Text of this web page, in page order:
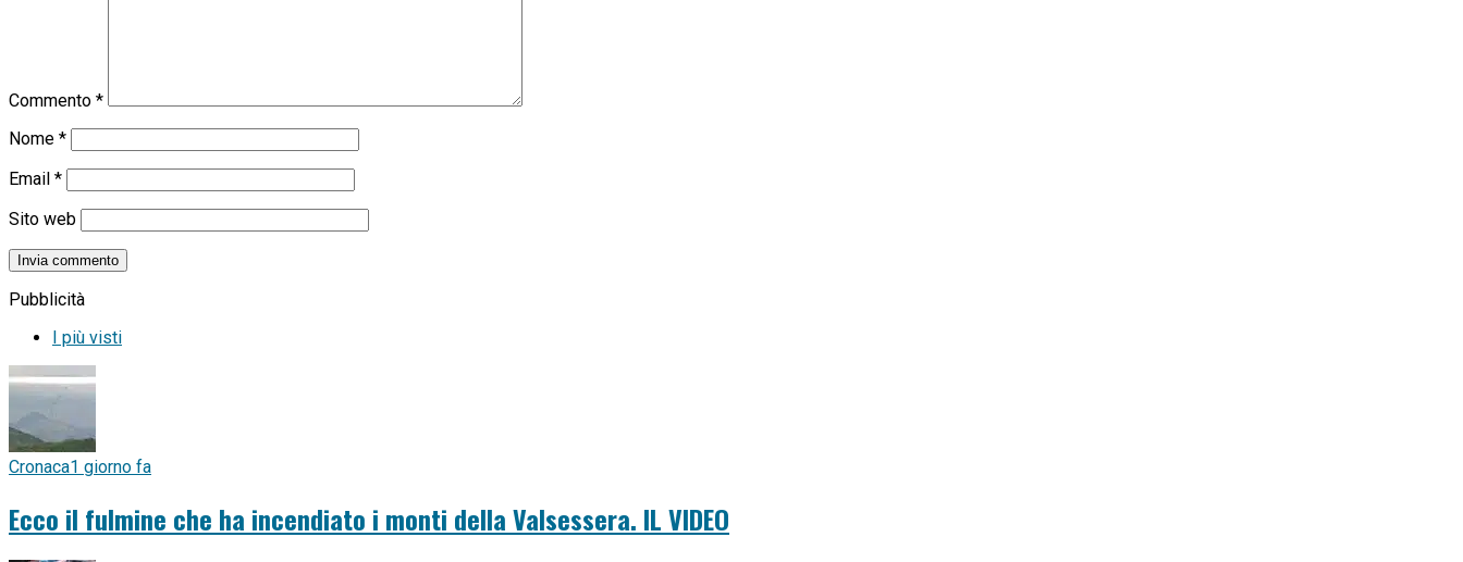
Commento *
Nome *
Email *
Sito web
Pubblicità
I più visti
Cronaca1 giorno fa
Ecco il fulmine che ha incendiato i monti della Valsessera. IL VIDEO